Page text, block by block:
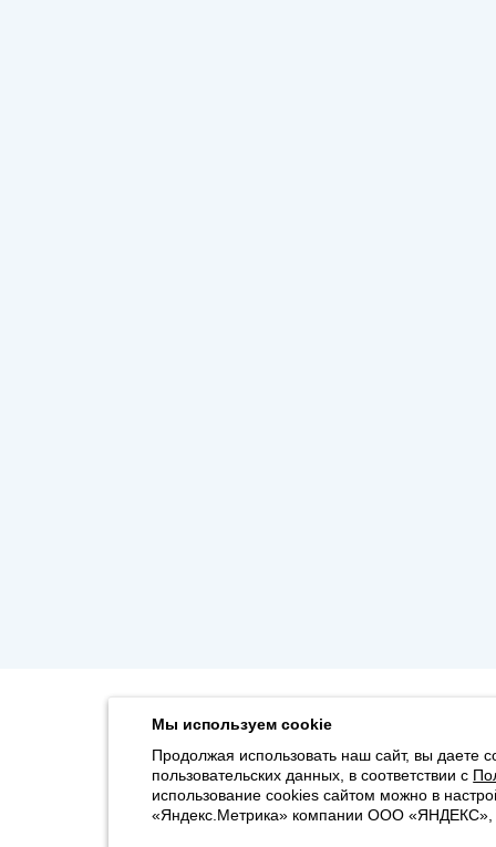
Мы используем cookie
Продолжая использовать наш сайт, вы даете
пользовательских данных, в соответствии с
использование cookies сайтом можно в
«Яндекс.Метрика» компании ООО «ЯНДЕКС»,